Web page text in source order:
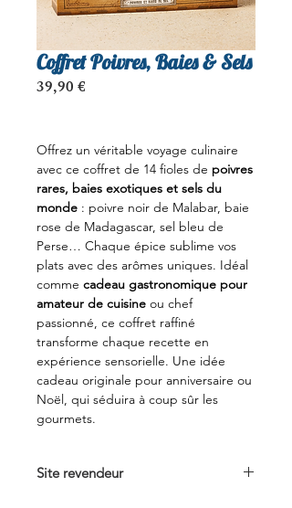
Coffret Poivres, Baies & Sels
39,90 €
Offrez un véritable voyage culinaire
avec ce coffret de 14 fioles de poivres
rares, baies exotiques et sels du
monde : poivre noir de Malabar, baie
rose de Madagascar, sel bleu de
Perse… Chaque épice sublime vos
plats avec des arômes uniques. Idéal
comme cadeau gastronomique pour
amateur de cuisine ou chef
passionné, ce coffret raffiné
transforme chaque recette en
expérience sensorielle. Une idée
cadeau originale pour anniversaire ou
Noël, qui séduira à coup sûr les
gourmets.
Site revendeur